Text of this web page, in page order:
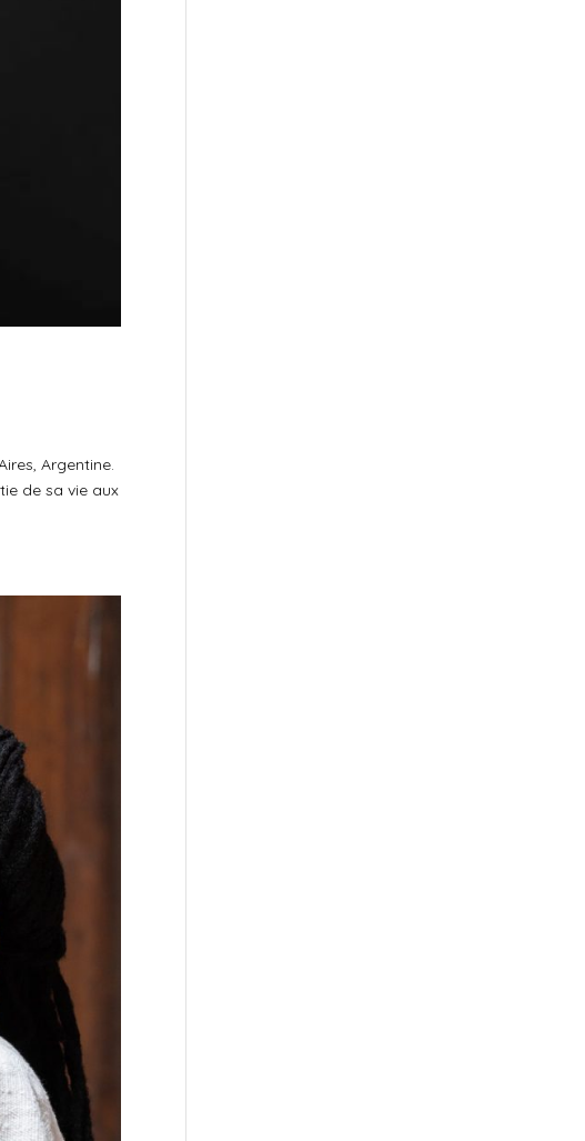
Argentine.
de sa vie aux